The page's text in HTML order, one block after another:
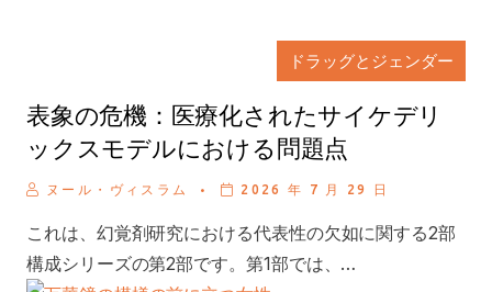
ドラッグとジェンダー
表象の危機：医療化されたサイケデリ
ックスモデルにおける問題点
ヌール・ヴィスラム . 2026 年 7 月 29 日
これは、幻覚剤研究における代表性の欠如に関する2部
構成シリーズの第2部です。第1部では、…